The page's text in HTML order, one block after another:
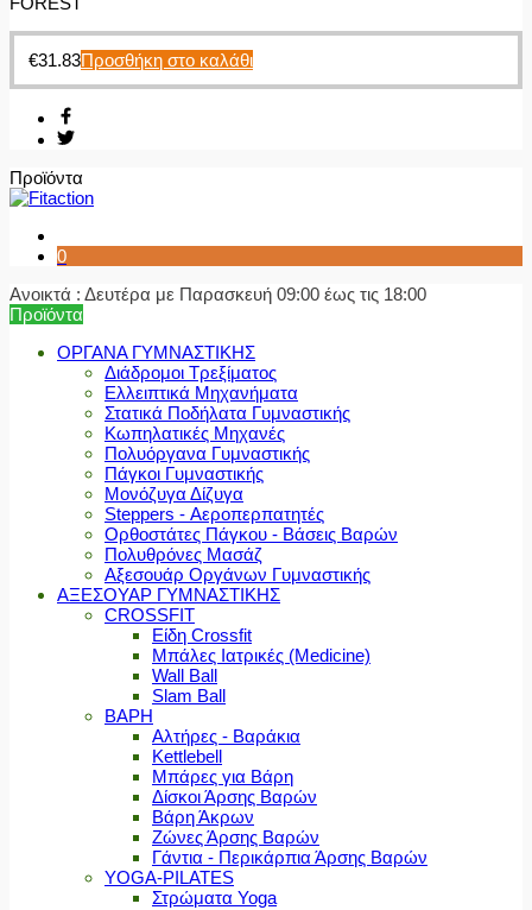
€31.83Προσθήκη στο καλάθι
Προϊόντα
0
Ανοικτά : Δευτέρα με Παρασκευή 09:00 έως τις 18:00
Προϊόντα
ΟΡΓΑΝΑ ΓΥΜΝΑΣΤΙΚΗΣ
Διάδρομοι Τρεξίματος
Ελλειπτικά Μηχανήματα
Στατικά Ποδήλατα Γυμναστικής
Κωπηλατικές Μηχανές
Πολυόργανα Γυμναστικής
Πάγκοι Γυμναστικής
Μονόζυγα Δίζυγα
Steppers - Αεροπερπατητές
Ορθοστάτες Πάγκου - Βάσεις Βαρών
Πολυθρόνες Μασάζ
Αξεσουάρ Οργάνων Γυμναστικής
ΑΞΕΣΟΥΑΡ ΓΥΜΝΑΣΤΙΚΗΣ
CROSSFIT
Είδη Crossfit
Μπάλες Ιατρικές (Medicine)
Wall Ball
Slam Ball
ΒΑΡΗ
Αλτήρες - Βαράκια
Kettlebell
Μπάρες για Βάρη
Δίσκοι Άρσης Βαρών
Βάρη Άκρων
Ζώνες Άρσης Βαρών
Γάντια - Περικάρπια Άρσης Βαρών
YOGA-PILATES
Στρώματα Yoga